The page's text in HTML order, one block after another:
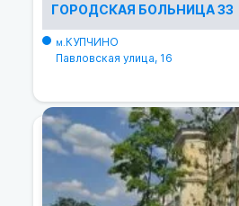
ГОРОДСКАЯ БОЛЬНИЦА 33
м.КУПЧИНО
Павловская улица, 16